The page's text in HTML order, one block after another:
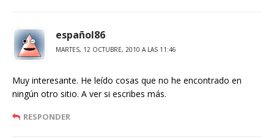
español86
MARTES, 12 OCTUBRE, 2010 A LAS 11:46
Muy interesante. He leído cosas que no he encontrado en
ningún otro sitio. A ver si escribes más.
RESPONDER